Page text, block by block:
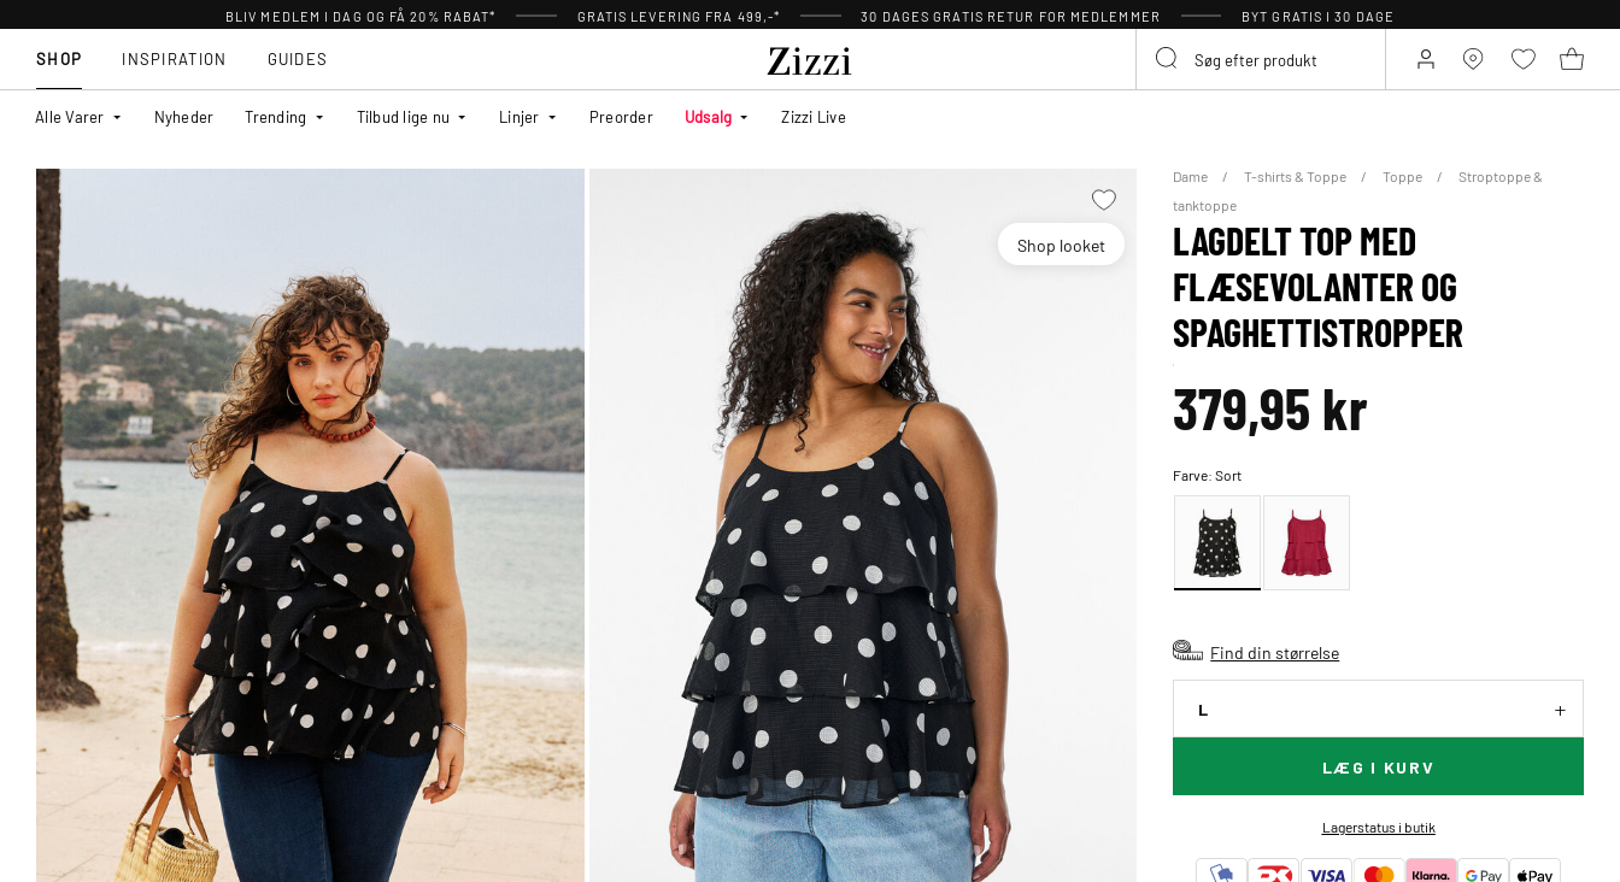
BLIV MEDLEM I DAG OG FÅ 20% RABAT* GRATIS LEVERING FRA 499,-* 30 DAGES GRATIS RETUR FOR MEDLEMMER BYT GRATIS I 30 DAGE
SHOP
Alle Varer Nyheder Trending Tilbud lige nu Linjer Preorder Udsalg Zizzi Live
INSPIRATION GUIDES
Shop looket
Dame T-shirts & Toppe Toppe
Stroptoppe &
tanktoppe
LAGDELT TOP MED
FLÆSEVOLANTER OG
SPAGHETTISTROPPER
379,95 kr
Farve:Sort
Find din størrelse
L
LÆG I KURV
Lagerstatus i butik